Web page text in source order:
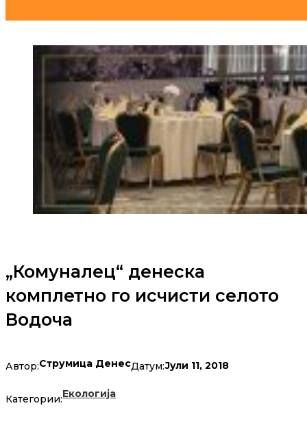
„Комуналец“ денеска
комплетно го исчисти селото
Водоча
Автор:Струмица ДенесДатум:Јули 11, 2018
Категории:Екологија